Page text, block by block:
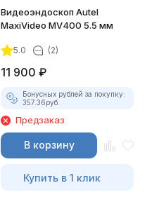
Видеоэндоскоп Autel
MaxiVideo MV400 5.5 мм
5.0 (2)
11 900 ₽
Бонусных рублей за покупку:
357.36руб.
Предзаказ
В корзину
Купить в 1 клик